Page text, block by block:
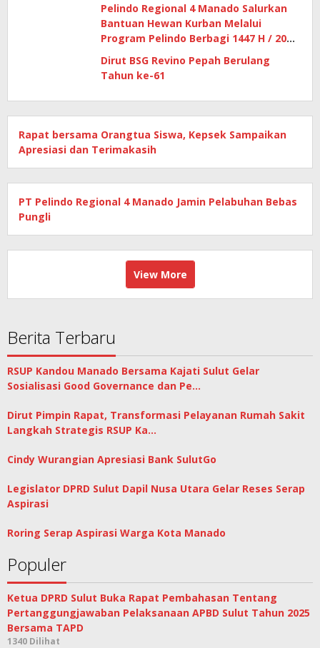
Pelindo Regional 4 Manado Salurkan
Bantuan Hewan Kurban Melalui
Program Pelindo Berbagi 1447 H / 2026
Dirut BSG Revino Pepah Berulang
Tahun ke-61
Rapat bersama Orangtua Siswa, Kepsek Sampaikan
Apresiasi dan Terimakasih
PT Pelindo Regional 4 Manado Jamin Pelabuhan Bebas
Pungli
View More
Berita Terbaru
RSUP Kandou Manado Bersama Kajati Sulut Gelar
Sosialisasi Good Governance dan Pe…
Dirut Pimpin Rapat, Transformasi Pelayanan Rumah Sakit
Langkah Strategis RSUP Ka…
Cindy Wurangian Apresiasi Bank SulutGo
Legislator DPRD Sulut Dapil Nusa Utara Gelar Reses Serap
Aspirasi
Roring Serap Aspirasi Warga Kota Manado
Populer
Ketua DPRD Sulut Buka Rapat Pembahasan Tentang
Pertanggungjawaban Pelaksanaan APBD Sulut Tahun 2025
Bersama TAPD
1340 Dilihat